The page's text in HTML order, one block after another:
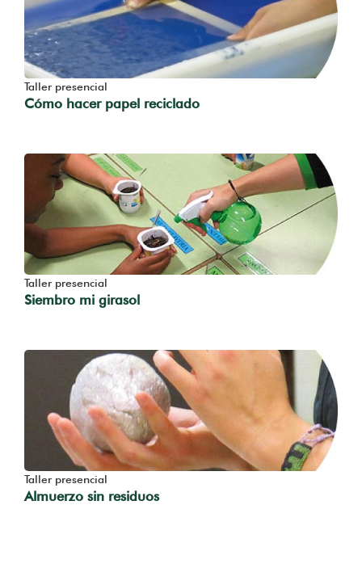
Taller presencial
Cómo hacer papel reciclado
Taller presencial
Siembro mi girasol
Taller presencial
Almuerzo sin residuos